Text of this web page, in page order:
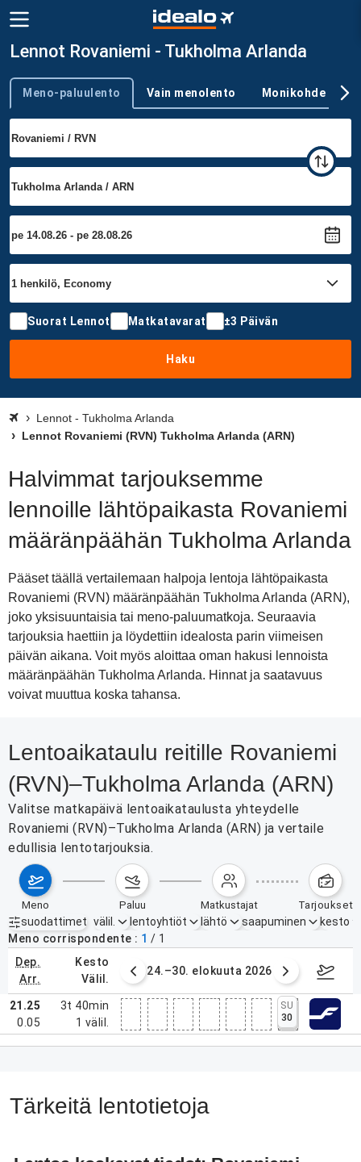
Lennot Rovaniemi - Tukholma Arlanda
Trip type
Meno-paluulento Vain menolento Monikohde
Suorat Lennot Matkatavarat ±3 Päivän
Haku
Lennot - Tukholma Arlanda
Lennot Rovaniemi (RVN) Tukholma Arlanda (ARN)
Halvimmat tarjouksemme
lennoille lähtöpaikasta Rovaniemi
määränpäähän Tukholma Arlanda
Pääset täällä vertailemaan halpoja lentoja lähtöpaikasta
Rovaniemi (RVN) määränpäähän Tukholma Arlanda (ARN),
joko yksisuuntaisia tai meno-paluumatkoja. Seuraavia
tarjouksia haettiin ja löydettiin idealosta parin viimeisen
päivän aikana. Voit myös aloittaa oman hakusi lennoista
määränpäähän Tukholma Arlanda. Hinnat ja saatavuus
voivat muuttua koska tahansa.
Lentoaikataulu reitille Rovaniemi
(RVN)–Tukholma Arlanda (ARN)
Valitse matkapäivä lentoaikataulusta yhteydelle
Rovaniemi (RVN)–Tukholma Arlanda (ARN) ja vertaile
edullisia lentotarjouksia.
meno paluu matkustajat tarjoukset
suodattimet
Aktiiviset suodattimet ei mitään
välil. lentoyhtiöt lähtö saapuminen
kesto
Meno corrispondente
1 / 1
dep.
arr.
kesto
välil.
elokuuta 2026 24.–30. elokuuta 2026
21.25
0.05
3t 40min
1 välil.
SU
30
Tärkeitä lentotietoja